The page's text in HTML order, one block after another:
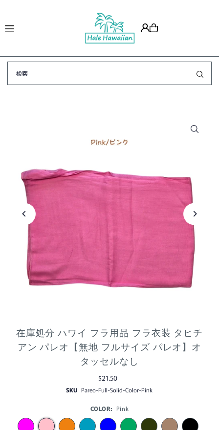
Translation missing: ja.accessibility.skip_to_text
在庫処分 ハワイ フラ用品 フラ衣装 タヒチ
アン パレオ【無地 フルサイズ パレオ】オ
タッセルなし
$21.50
SKU Pareo-Full-Solid-Color-Pink
COLOR: Pink